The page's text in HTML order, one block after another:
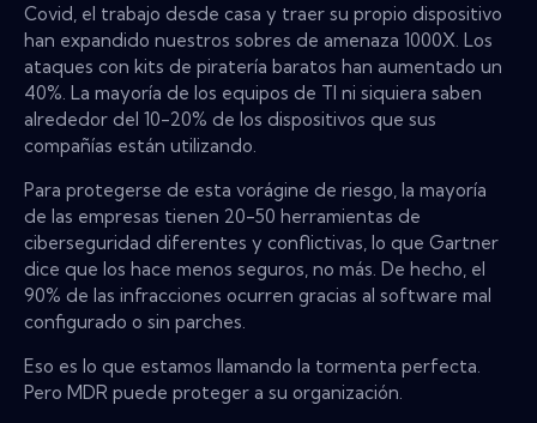
Covid, el trabajo desde casa y traer su propio dispositivo
han expandido nuestros sobres de amenaza 1000X. Los
ataques con kits de piratería baratos han aumentado un
40%. La mayoría de los equipos de TI ni siquiera saben
alrededor del 10-20% de los dispositivos que sus
compañías están utilizando.
Para protegerse de esta vorágine de riesgo, la mayoría
de las empresas tienen 20-50 herramientas de
ciberseguridad diferentes y conflictivas, lo que Gartner
dice que los hace menos seguros, no más. De hecho, el
90% de las infracciones ocurren gracias al software mal
configurado o sin parches.
Eso es lo que estamos llamando la tormenta perfecta.
Pero MDR puede proteger a su organización.